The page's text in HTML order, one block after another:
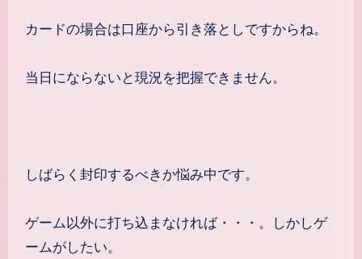
カードの場合は口座から引き落としですからね。
当日にならないと現況を把握できません。
しばらく封印するべきか悩み中です。
ゲーム以外に打ち込まなければ・・・。しかしゲ
ームがしたい。